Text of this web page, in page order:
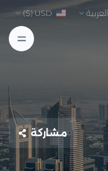
العربية USD ($)
مشاركة